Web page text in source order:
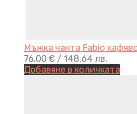
Мъжка чанта Fabio
76,00 € / 148.64 лв.
Добавяне в количката